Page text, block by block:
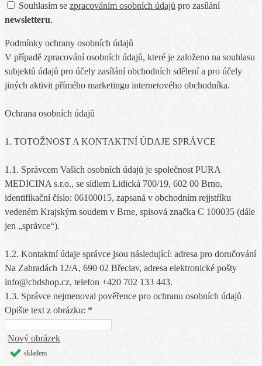
Souhlasím se zpracováním osobních údajů pro zasílání
newsletteru.
Podmínky ochrany osobních údajů
V případě zpracování osobních údajů, které je založeno na souhlasu
subjektů údajů pro účely zasílání obchodních sdělení a pro účely
jiných aktivit přímého marketingu internetového obchodníka.
Ochrana osobních údajů
1. TOTOŽNOST A KONTAKTNÍ ÚDAJE SPRÁVCE
1.1. Správcem Vašich osobních údajů je společnost PURA
MEDICINA s.r.o., se sídlem Lidická 700/19, 602 00 Brno,
identifikační číslo: 06100015, zapsaná v obchodním rejjstŕíku
vedeném Krajským soudem v Brne, spisová značka C 100035 (dále
jen „správce“).
1.2. Kontaktní údaje správce jsou následující: adresa pro doručování
Na Zahradách 12/A, 690 02 Břeclav, adresa elektronické pošty
info@cbdshop.cz, telefon +420 702 133 443.
1.3. Správce nejmenoval pověřence pro ochranu osobních údajů
Opište text z obrázku: *
Nový obrázek
skladem